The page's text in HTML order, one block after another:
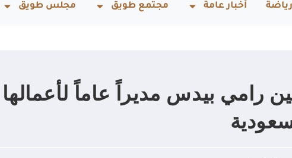
رياضة أخبار عامة مجتمع طويق مجلس طويق
رامي بيدس مديراً عاماً لأعمالها